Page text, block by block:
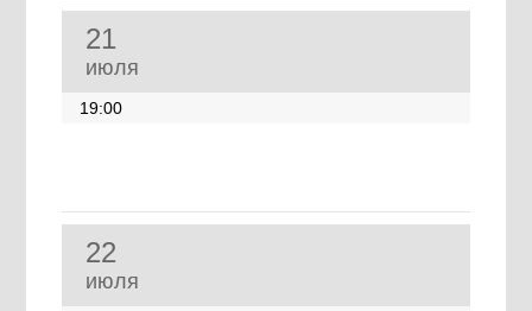
21
июля
19:00
22
июля